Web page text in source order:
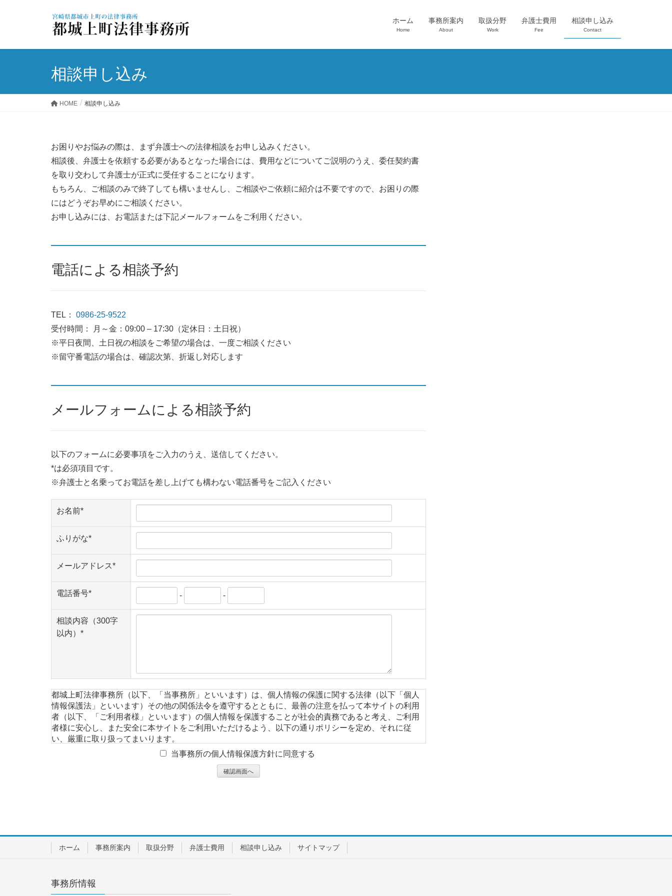
ホーム
Home
事務所案内
About
取扱分野
Work
弁護士費用
Fee
相談申し込み
Contact
相談申し込み
HOME 相談申し込み
お困りやお悩みの際は、まず弁護士への法律相談をお申し込みください。
相談後、弁護士を依頼する必要があるとなった場合には、費用などについてご説明のうえ、委任契約書
を取り交わして弁護士が正式に受任することになります。
もちろん、ご相談のみで終了しても構いませんし、ご相談やご依頼に紹介は不要ですので、お困りの際
にはどうぞお早めにご相談ください。
お申し込みには、お電話または下記メールフォームをご利用ください。
電話による相談予約
TEL： 0986-25-9522
受付時間： 月～金：09:00 – 17:30（定休日：土日祝）
※平日夜間、土日祝の相談をご希望の場合は、一度ご相談ください
※留守番電話の場合は、確認次第、折返し対応します
メールフォームによる相談予約
以下のフォームに必要事項をご入力のうえ、送信してください。
*は必須項目です。
※弁護士と名乗ってお電話を差し上げても構わない電話番号をご記入ください
お名前*
ふりがな*
メールアドレス*
電話番号* - -
相談内容（300字
以内）*
都城上町法律事務所（以下、「当事務所」といいます）は、個人情報の保護に関する法律（以下「個人
情報保護法」といいます）その他の関係法令を遵守するとともに、最善の注意を払って本サイトの利用
者（以下、「ご利用者様」といいます）の個人情報を保護することが社会的責務であると考え、ご利用
者様に安心し、また安全に本サイトをご利用いただけるよう、以下の通りポリシーを定め、それに従
い、厳重に取り扱ってまいります。
当事務所では、ご利用者様の同意のもと、氏名、メールアドレス、住所等の個人情報を収集させていた
●上記目的に付随する業務
当事務所では、メール等の不具合等に対応するため、お問い合わせフォームに記入された内容をサーバ
ー管理者である弁護士ドットコム株式会社およびその業務受託者に提供するほかは、ご利用者様の個人
当事務所の個人情報保護方針に同意する
ホーム 事務所案内 取扱分野 弁護士費用 相談申し込み サイトマップ
事務所情報